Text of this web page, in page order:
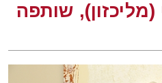
שותפה